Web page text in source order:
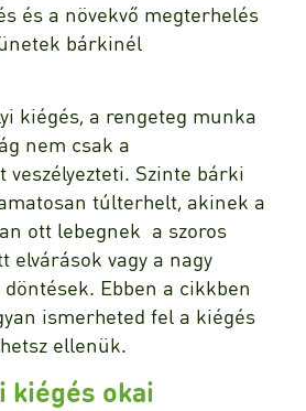
és a növekvő megterhelés
bárkinél
kiégés, a rengeteg munka
nem csak a
veszélyezteti. Szinte bárki
túlterhelt, akinek a
ott lebegnek a szoros
elvárások vagy a nagy
Ebben a cikkben
ismerheted fel a kiégés
ellenük.
kiégés okai